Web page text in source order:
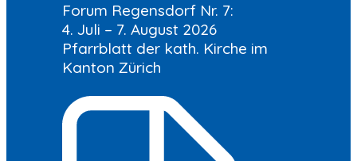
Forum Regensdorf Nr. 7:
4. Juli – 7. August 2026
Pfarrblatt der kath. Kirche im
Kanton Zürich